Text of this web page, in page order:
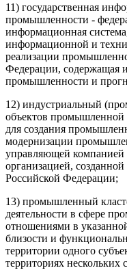
11) государственная
промышленности -
информационная
информационной и
реализации
Федерации, содержащая
промышленности и
12) индустриальный
объектов промышленной
для создания
модернизации
управляющей компанией
организацией, созданной
Российской Федерации;
13) промышленный
деятельности в сфере
отношениями в
близости и
территории одного
территориях нескольких